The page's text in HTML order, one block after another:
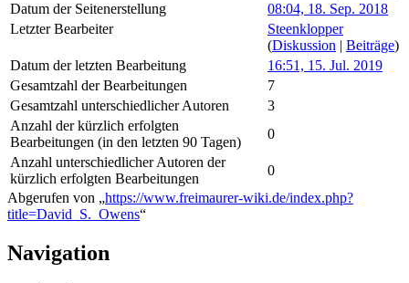
Datum der Seitenerstellung
08:04, 18. Sep. 2018
Letzter Bearbeiter
Steenklopper
(Diskussion Beiträge)
Datum der letzten Bearbeitung
16:51, 15. Jul. 2019
Gesamtzahl der Bearbeitungen
7
Gesamtzahl unterschiedlicher Autoren
3
Anzahl der kürzlich erfolgten
Bearbeitungen (in den letzten 90 Tagen)
0
Anzahl unterschiedlicher Autoren der
kürzlich erfolgten Bearbeitungen
0
Abgerufen von „https://www.freimaurer-wiki.de/index.php?
title=David_S._Owens“
Navigation